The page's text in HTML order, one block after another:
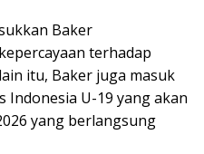
Baker
terhadap
itu, Baker juga masuk
Indonesia U-19 yang akan
yang berlangsung